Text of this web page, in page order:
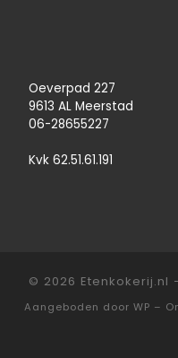
Oeverpad 227
9613 AL Meerstad
06-28655227
Kvk 62.51.61.191
© 2026 Etenkokerij.nl
Aangeboden door WP –